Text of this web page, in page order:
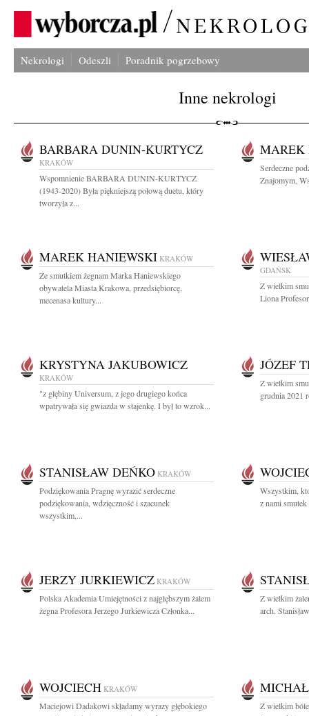
Nekrologi Odeszli Poradnik pogrzebowy
Inne nekrologi
BARBARA DUNIN-KURTYCZ
KRAKÓW
Wspomnienie BARBARA DUNIN-KURTYCZ
(1943-2020) Była piękniejszą połową duetu, który
tworzyła z...
MAREK
Serdeczne
Znajomym,
MAREK HANIEWSKI KRAKÓW
Ze smutkiem żegnam Marka Haniewskiego
obywatela Miasta Krakowa, przedsiębiorcę,
mecenasa kultury...
GDAŃSK
Z wielkim
Liona
KRYSTYNA JAKUBOWICZ
KRAKÓW
"z głębiny Universum, z jego drugiego końca
wpatrywała się gwiazda w stajenkę. I był to wzrok...
JÓZEF
Z wielkim
grudnia 2021
STANISŁAW DEŃKO KRAKÓW
Podziękowania Pragnę wyrazić serdeczne
podziękowania, wdzięczność i szacunek
wszystkim,...
Wszystkim,
z nami
JERZY JURKIEWICZ KRAKÓW
Polska Akademia Umiejętności z najgłębszym żalem
żegna Profesora Jerzego Jurkiewicza Członka...
Z wielkim
arch.
WOJCIECH KRAKÓW
Maciejowi Dadakowi składamy wyrazy głębokiego
Z wielkim